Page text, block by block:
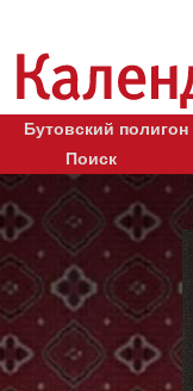
Бутовский
Поиск